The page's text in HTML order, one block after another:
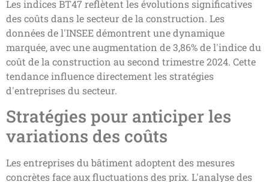
Les indices BT47 reflètent les évolutions significatives
des coûts dans le secteur de la construction. Les
données de l'INSEE démontrent une dynamique
marquée, avec une augmentation de 3,86% de l'indice du
coût de la construction au second trimestre 2024. Cette
tendance influence directement les stratégies
d'entreprises du secteur.
Stratégies pour anticiper les
variations des coûts
Les entreprises du bâtiment adoptent des mesures
concrètes face aux fluctuations des prix. L'analyse des